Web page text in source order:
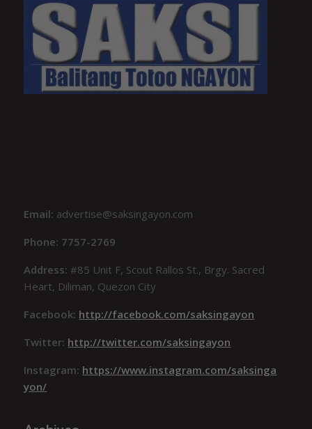
Email: advertise@saksingayon.com
Phone: 7757-2769
Address:#85 Unit F, Scout Rallos St., Brgy. Sacred
Heart, Diliman, Quezon City
Facebook: http://facebook.com/saksingayon
Twitter: http://twitter.com/saksingayon
Instagram: https://www.instagram.com/saksinga
yon/